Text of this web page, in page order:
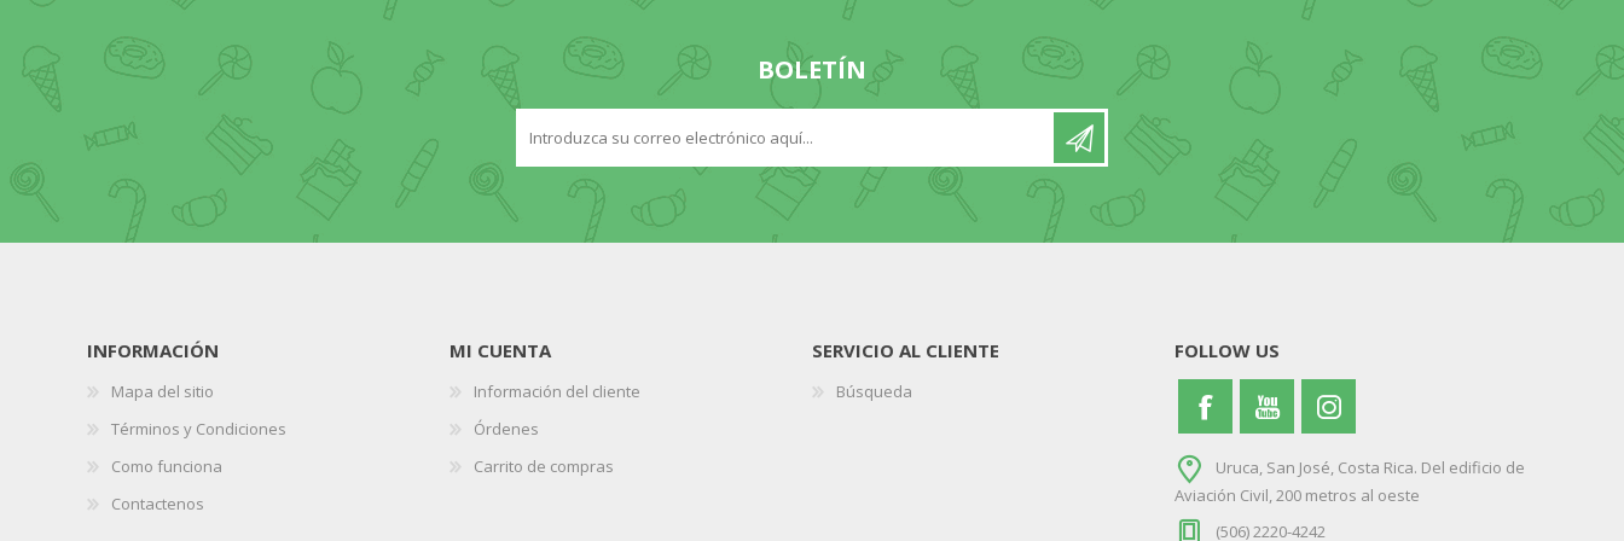
BOLETÍN
INFORMACIÓN
Mapa del sitio
Términos y Condiciones
Como funciona
Contactenos
MI CUENTA
Información del cliente
Órdenes
Carrito de compras
SERVICIO AL CLIENTE
Búsqueda
FOLLOW US
Uruca, San José, Costa Rica. Del edificio de
Aviación Civil, 200 metros al oeste
(506) 2220-4242